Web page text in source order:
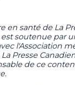
en santé de La
soutenue par
l'Association
Presse
de ce